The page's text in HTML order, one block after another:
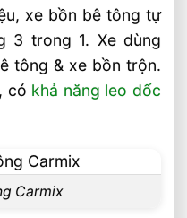
xe bồn bê tông tự
3 trong 1. Xe dùng
tông & xe bồn trộn.
có khả năng leo dốc
Carmix